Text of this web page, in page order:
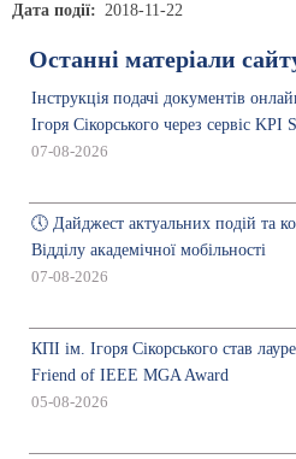
Дата події 2018-11-22
Останні матеріали
Інструкція подачі документів
Ігоря Сікорського через сервіс KPI
07-08-2026
🕔 Дайджест актуальних подій та
Відділу академічної мобільності
07-08-2026
КПІ ім. Ігоря Сікорського став
Friend of IEEE MGA Award
05-08-2026